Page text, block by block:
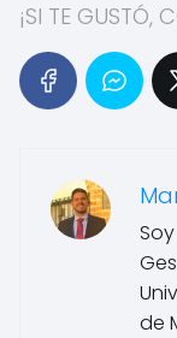
¡SI TE GUSTÓ,
de